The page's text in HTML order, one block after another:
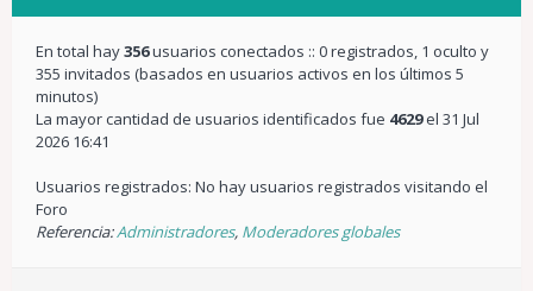
En total hay356usuarios conectados :: 0 registrados, 1 oculto y
355 invitados (basados en usuarios activos en los últimos 5
minutos)
La mayor cantidad de usuarios identificados fue 4629el 31 Jul
2026 16:41
Usuarios registrados: No hay usuarios registrados visitando el
Foro
Referencia:Administradores, Moderadores globales